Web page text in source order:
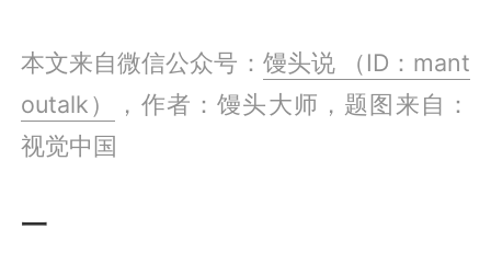
本文来自微信公众号： 馒头说 （ID：mant
outalk）
，作者：馒头大师，题图来自：
视觉中国
一